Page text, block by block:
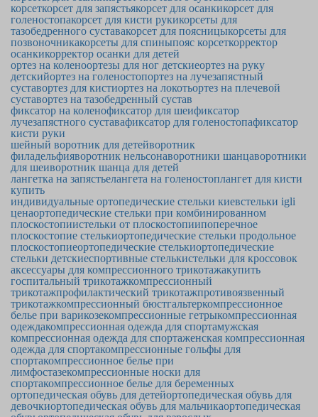
корсеткорсет для запястьякорсет для осанкикорсет для
голеностопакорсет для кисти рукикорсеты для
тазобедренного суставакорсет для поясницыкорсеты для
позвоночникакорсеты для спиныпояс корсеткорректор
осанкикорректор осанки для детей
ортез на коленоортезы для ног детскиеортез на руку
детскийортез на голеностопортез на лучезапястный
суставортез для кистиортез на локотьортез на плечевой
суставортез на тазобедренный сустав
фиксатор на коленофиксатор для шеификсатор
лучезапястного суставафиксатор для голеностопафиксатор
кисти руки
шейный воротник для детейворотник
филадельфияворотник нельсонаворотники шанцаворотники
для шеиворотник шанца для детей
лангетка на запястьелангета на голеностоплангет для кисти
купить
индивидуальные ортопедические стельки киевстельки igli
ценаортопедические стельки при комбинированном
плоскостопиистельки от плоскостопиипоперечное
плоскостопие стелькиортопедические стельки продольное
плоскостопиеортопедические стелькиортопедические
стельки детскиеспортивные стелькистельки для кроссовок
аксессуары для компрессионного трикотажакупить
госпитальный трикотажкомпрессионный
трикотажпрофилактический трикотажпротивоязвенный
трикотажкомпрессионный бюстгальтеркомпрессионное
белье при варикозекомпрессионные гетрыкомпрессионная
одеждакомпрессионная одежда для спортамужская
компрессионная одежда для спортаженская компрессионная
одежда для спортакомпрессионные гольфы для
спортакомпрессионное белье при
лимфостазекомпрессионные носки для
спортакомпрессионное белье для беременных
ортопедическая обувь для детейортопедическая обувь для
девочкиортопедическая обувь для мальчикаортопедическая